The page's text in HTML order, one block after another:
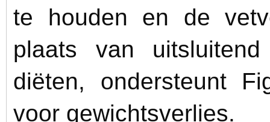
te houden en de
plaats van
diëten, ondersteunt
voor gewichtsverlies.